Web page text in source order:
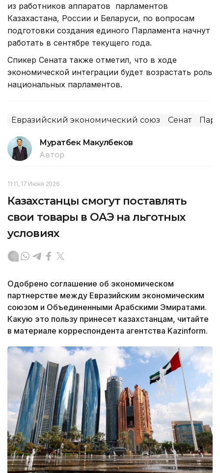
из работников аппаратов парламентов
Казахастана, России и Беларуси, по вопросам
подготовки создания единого Парламента начнут
работать в сентябре текущего года.
Спикер Сената также отметил, что в ходе
экономической интеграции будет возрастать роль
национальных парламентов.
Евразийский экономический союз Сенат
Муратбек Макулбеков
Автор
11:11, 17 Июня 2026
Казахстанцы смогут поставлять
свои товары в ОАЭ на льготных
условиях
Одобрено соглашение об экономическом
партнерстве между Евразийским экономическим
союзом и Объединенными Арабскими Эмиратами.
Какую это пользу принесет казахстанцам, читайте
в материале корреспондента агентства Kazinform.